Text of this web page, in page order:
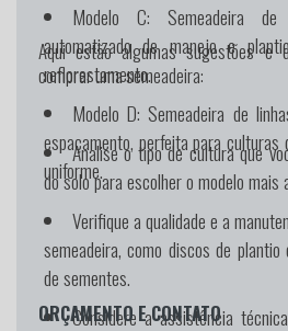
Modelo C: Semeadeira
automatizado de manejo e
reflorestamento.
Modelo D: Semeadeira de
espaçamento, perfeita para culturas
uniforme.
Aqui estão algumas sugestões e
comprar uma semeadeira:
Analise o tipo de cultura que
do solo para escolher o modelo mais
Verifique a qualidade e a
semeadeira, como discos de
de sementes.
Considere a assistência
ORÇAMENTO E CONTATO